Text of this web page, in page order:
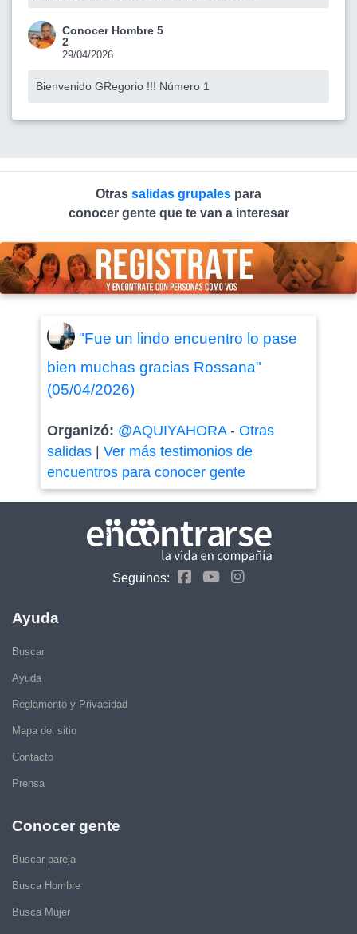
Conocer Hombre 5
2
29/04/2026
Bienvenido GRegorio !!! Número 1
Otras salidas grupales para
conocer gente que te van a interesar
"Fue un lindo encuentro lo pase
bien muchas gracias Rossana"
(05/04/2026)
Organizó: @AQUIYAHORA- Otras
salidas| Ver más testimonios de
encuentros para conocer gente
Seguinos:
Ayuda
Buscar
Ayuda
Reglamento y Privacidad
Mapa del sitio
Contacto
Prensa
Conocer gente
Buscar pareja
Busca Hombre
Busca Mujer